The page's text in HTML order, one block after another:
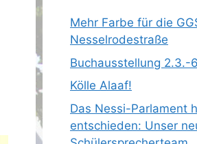
Mehr Farbe für die
Nesselrodestraße
Buchausstellung 2.3.-
Kölle Alaaf!
Das Nessi-Parlament
entschieden: Unser